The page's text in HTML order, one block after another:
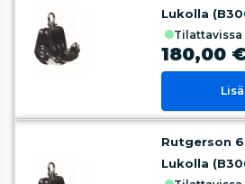
Lukolla
tilattavissa
180,00
Rutgerson
Lukolla